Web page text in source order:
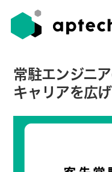
常駐エンジニ
キャリアを広